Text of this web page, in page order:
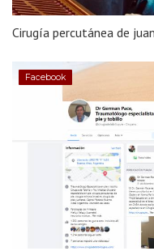
Cirugía percutánea de
Facebook